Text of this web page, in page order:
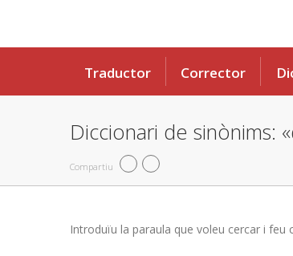
Traductor Corrector
Diccionari de sinònims:
Compartiu
Introduïu la paraula que voleu cercar i feu